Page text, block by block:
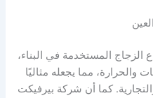
الزجاج المستخدمة في البناء،
والحرارة، مما يجعله مثاليًا
كما أن شركة بيرفيكت